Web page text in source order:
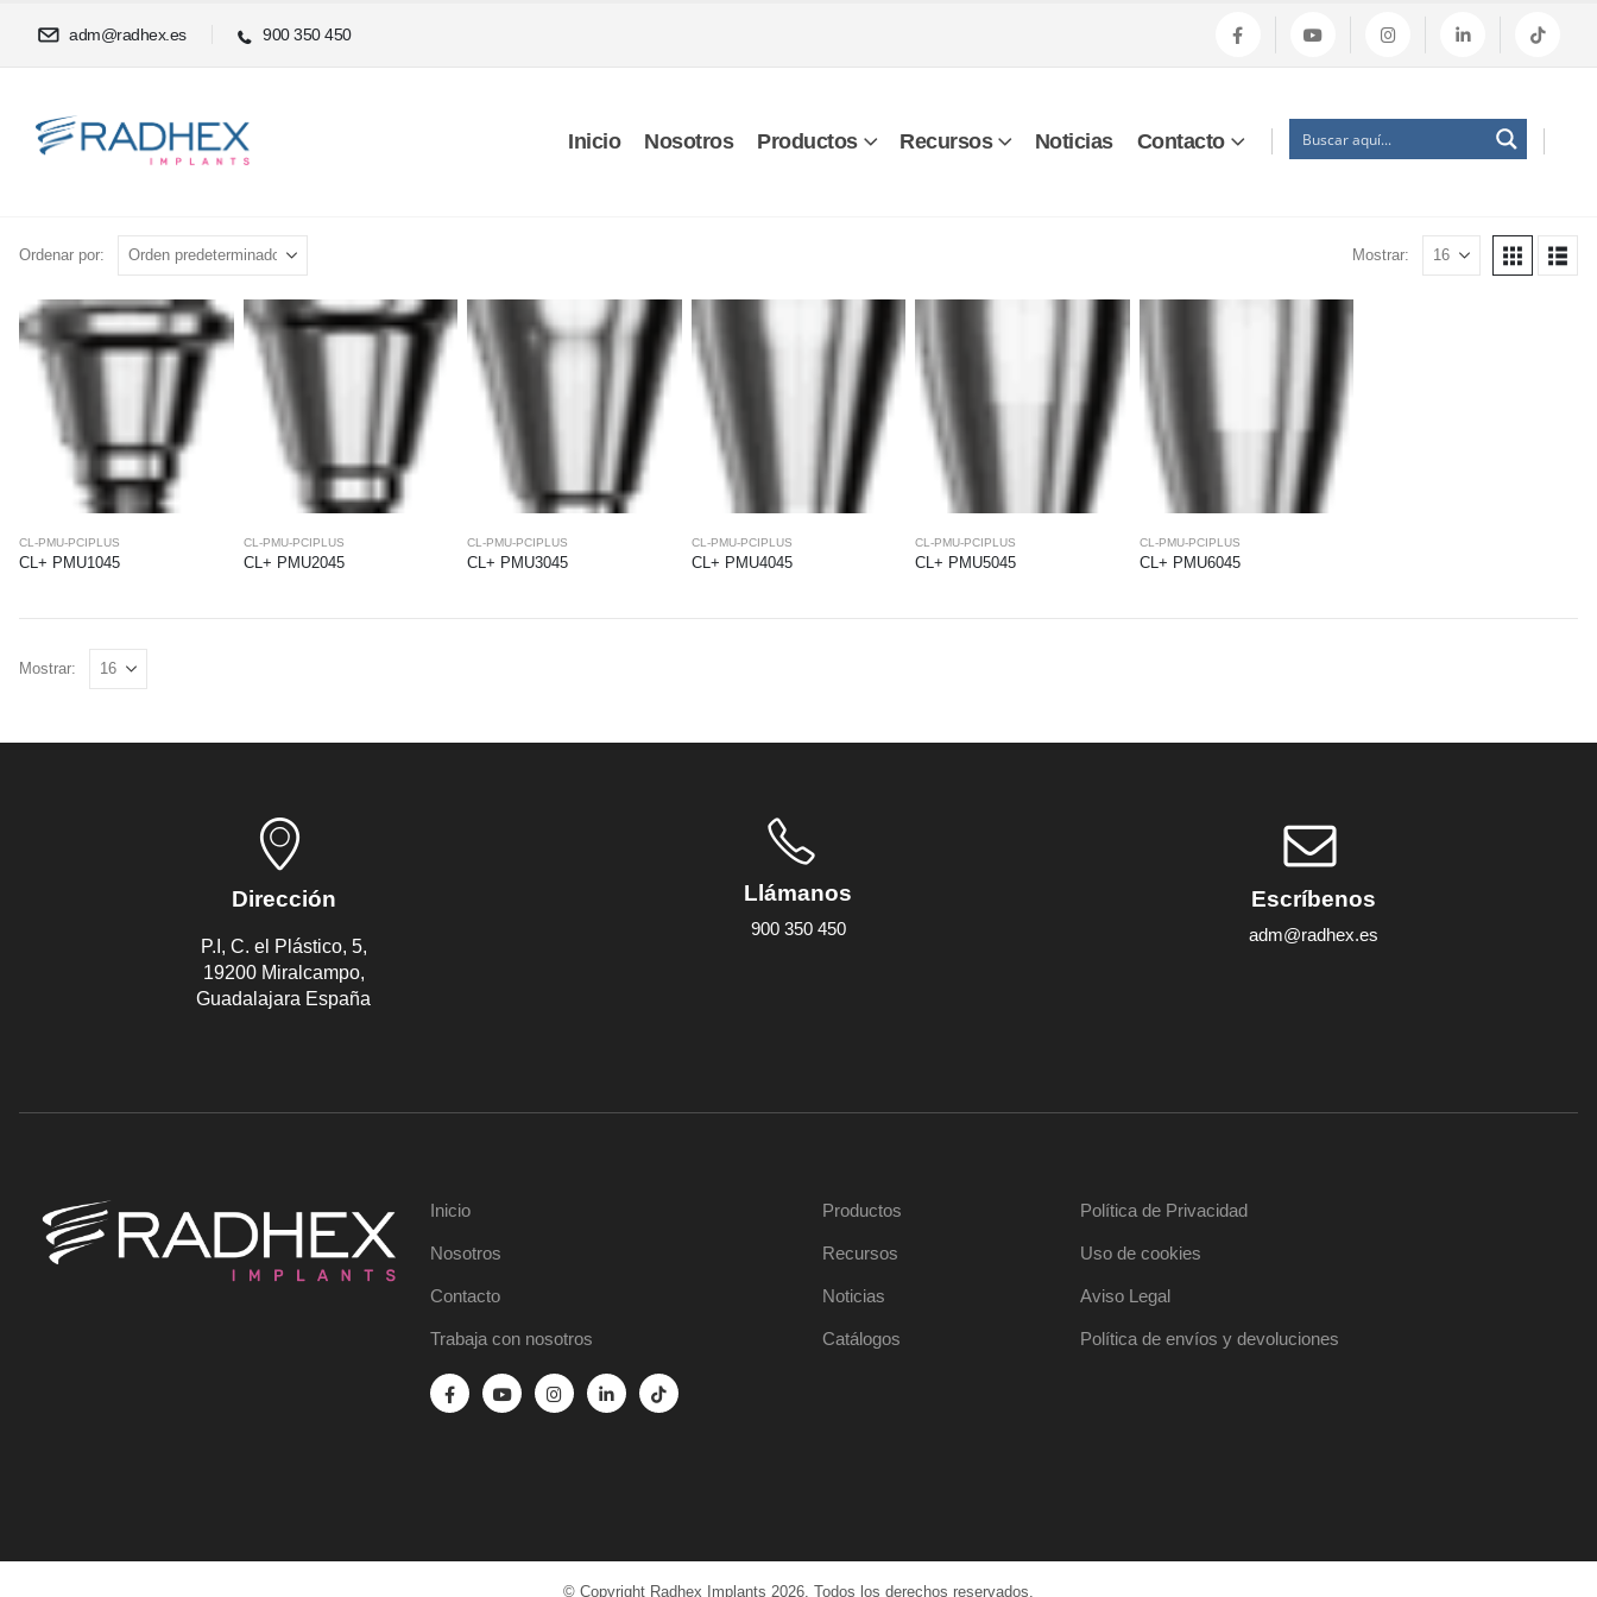
adm@radhex.es 900 350 450
Inicio Nosotros Productos Recursos Noticias Contacto
Ordenar por: Mostrar:
CL-PMU-PCIPLUS
CL+ PMU1045
CL-PMU-PCIPLUS
CL+ PMU2045
CL-PMU-PCIPLUS
CL+ PMU3045
CL-PMU-PCIPLUS
CL+ PMU4045
CL-PMU-PCIPLUS
CL+ PMU5045
CL-PMU-PCIPLUS
CL+ PMU6045
Mostrar:
Dirección
P.I, C. el Plástico, 5,
19200 Miralcampo,
Guadalajara España
Llámanos
900 350 450
Escríbenos
adm@radhex.es
Inicio
Nosotros
Contacto
Trabaja con nosotros
Productos
Recursos
Noticias
Catálogos
Política de Privacidad
Uso de cookies
Aviso Legal
Política de envíos y devoluciones
© Copyright Radhex Implants 2026. Todos los derechos reservados.